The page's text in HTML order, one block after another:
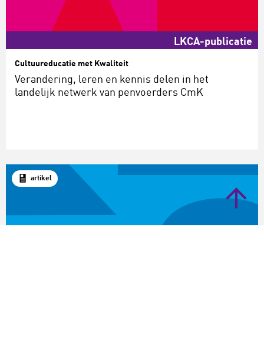
LKCA-publicatie
Cultuureducatie met Kwaliteit
Verandering, leren en kennis delen in het
landelijk netwerk van penvoerders CmK
artikel